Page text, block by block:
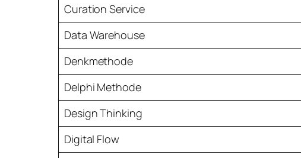
Curation Service
Data Warehouse
Denkmethode
Delphi Methode
Design Thinking
Digital Flow